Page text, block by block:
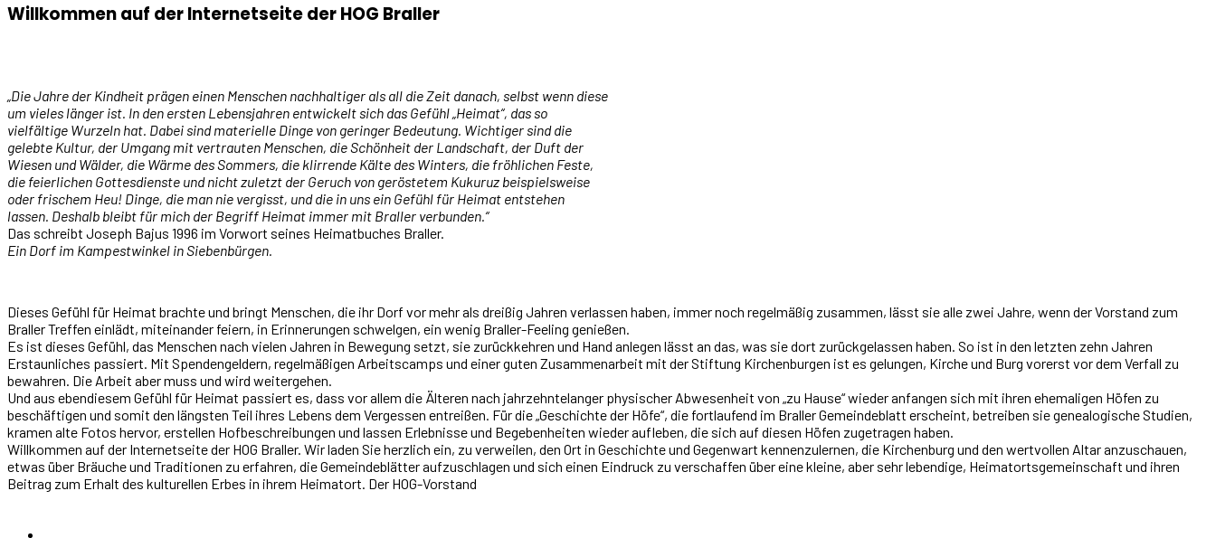
Willkommen auf der Internetseite der HOG Braller
„Die Jahre der Kindheit prägen einen Menschen nachhaltiger als all die Zeit danach, selbst wenn diese
um vieles länger ist. In den ersten Lebensjahren entwickelt sich das Gefühl „Heimat“, das so
vielfältige Wurzeln hat. Dabei sind materielle Dinge von geringer Bedeutung. Wichtiger sind die
gelebte Kultur, der Umgang mit vertrauten Menschen, die Schönheit der Landschaft, der Duft der
Wiesen und Wälder, die Wärme des Sommers, die klirrende Kälte des Winters, die fröhlichen Feste,
die feierlichen Gottesdienste und nicht zuletzt der Geruch von geröstetem Kukuruz beispielsweise
oder frischem Heu! Dinge, die man nie vergisst, und die in uns ein Gefühl für Heimat entstehen
lassen. Deshalb bleibt für mich der Begriff Heimat immer mit Braller verbunden.“
Das schreibt Joseph Bajus 1996 im Vorwort seines Heimatbuches Braller.
Ein Dorf im Kampestwinkel in Siebenbürgen.
Dieses Gefühl für Heimat brachte und bringt Menschen, die ihr Dorf vor mehr als dreißig Jahren verlassen haben, immer noch regelmäßig zusammen, lässt sie alle zwei Jahre, wenn der Vorstand zum
Braller Treffen einlädt, miteinander feiern, in Erinnerungen schwelgen, ein wenig Braller-Feeling genießen.
Es ist dieses Gefühl, das Menschen nach vielen Jahren in Bewegung setzt, sie zurückkehren und Hand anlegen lässt an das, was sie dort zurückgelassen haben. So ist in den letzten zehn Jahren
Erstaunliches passiert. Mit Spendengeldern, regelmäßigen Arbeitscamps und einer guten Zusammenarbeit mit der Stiftung Kirchenburgen ist es gelungen, Kirche und Burg vorerst vor dem Verfall zu
bewahren. Die Arbeit aber muss und wird weitergehen.
Und aus ebendiesem Gefühl für Heimat passiert es, dass vor allem die Älteren nach jahrzehntelanger physischer Abwesenheit von „zu Hause“ wieder anfangen sich mit ihren ehemaligen Höfen zu
beschäftigen und somit den längsten Teil ihres Lebens dem Vergessen entreißen. Für die „Geschichte der Höfe“, die fortlaufend im Braller Gemeindeblatt erscheint, betreiben sie genealogische Studien,
kramen alte Fotos hervor, erstellen Hofbeschreibungen und lassen Erlebnisse und Begebenheiten wieder aufleben, die sich auf diesen Höfen zugetragen haben.
Willkommen auf der Internetseite der HOG Braller. Wir laden Sie herzlich ein, zu verweilen, den Ort in Geschichte und Gegenwart kennenzulernen, die Kirchenburg und den wertvollen Altar anzuschauen,
etwas über Bräuche und Traditionen zu erfahren, die Gemeindeblätter aufzuschlagen und sich einen Eindruck zu verschaffen über eine kleine, aber sehr lebendige, Heimatortsgemeinschaft und ihren
Beitrag zum Erhalt des kulturellen Erbes in ihrem Heimatort. Der HOG-Vorstand